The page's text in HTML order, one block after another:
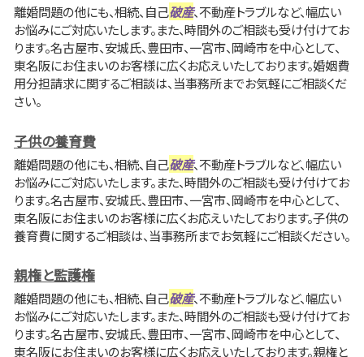
離婚問題の他にも、相続、自己破産、不動産トラブルなど、幅広い
お悩みにご対応いたします。また、時間外のご相談も受け付けてお
ります。名古屋市、安城氏、豊田市、一宮市、岡崎市を中心として、
東名阪にお住まいのお客様に広くお応えいたしております。婚姻費
用分担請求に関するご相談は、当事務所までお気軽にご相談くだ
さい。
子供の養育費
離婚問題の他にも、相続、自己破産、不動産トラブルなど、幅広い
お悩みにご対応いたします。また、時間外のご相談も受け付けてお
ります。名古屋市、安城氏、豊田市、一宮市、岡崎市を中心として、
東名阪にお住まいのお客様に広くお応えいたしております。子供の
養育費に関するご相談は、当事務所までお気軽にご相談ください。
親権と監護権
離婚問題の他にも、相続、自己破産、不動産トラブルなど、幅広い
お悩みにご対応いたします。また、時間外のご相談も受け付けてお
ります。名古屋市、安城氏、豊田市、一宮市、岡崎市を中心として、
東名阪にお住まいのお客様に広くお応えいたしております。親権と